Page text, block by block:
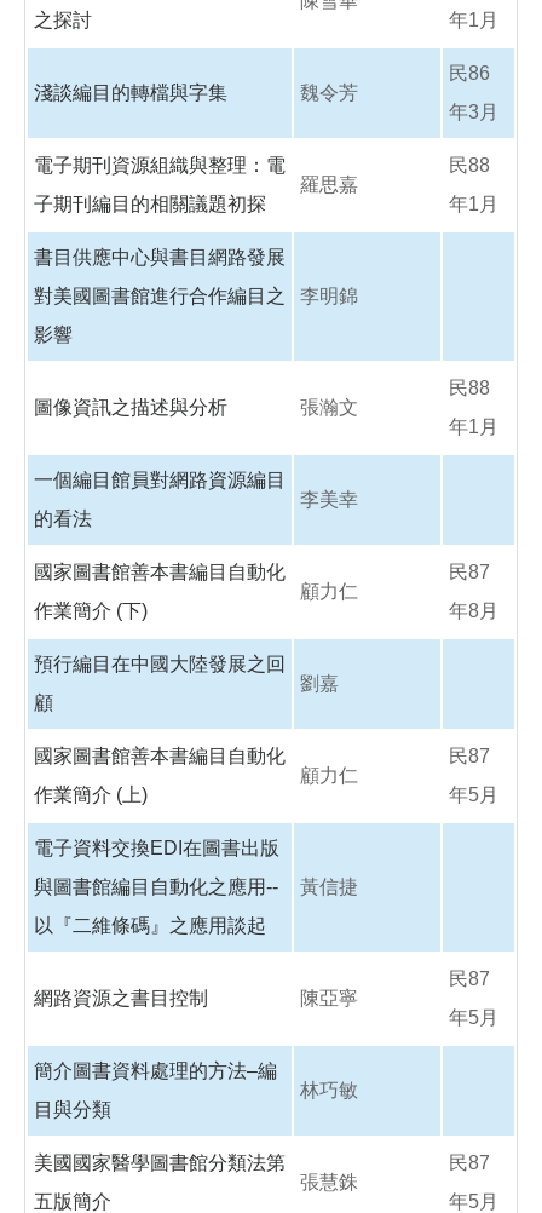
之探討
年1月
淺談編目的轉檔與字集 魏令芳
民86
年3月
電子期刊資源組織與整理：電
子期刊編目的相關議題初探
羅思嘉
民88
年1月
書目供應中心與書目網路發展
對美國圖書館進行合作編目之
影響
李明錦
圖像資訊之描述與分析 張瀚文
民88
年1月
一個編目館員對網路資源編目
的看法
李美幸
國家圖書館善本書編目自動化
作業簡介 (下)
顧力仁
民87
年8月
預行編目在中國大陸發展之回
顧
劉嘉
國家圖書館善本書編目自動化
作業簡介 (上)
顧力仁
民87
年5月
電子資料交換EDI在圖書出版
與圖書館編目自動化之應用--
以『二維條碼』之應用談起
黃信捷
網路資源之書目控制 陳亞寧
民87
年5月
簡介圖書資料處理的方法–編
目與分類
林巧敏
美國國家醫學圖書館分類法第
五版簡介
張慧銖
民87
年5月